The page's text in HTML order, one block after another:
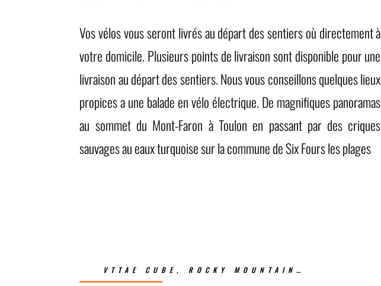
Vos vélos vous seront livrés au départ des sentiers où directement à
votre domicile. Plusieurs points de livraison sont disponible pour une
livraison au départ des sentiers. Nous vous conseillons quelques lieux
propices a une balade en vélo électrique. De magnifiques panoramas
au sommet du Mont-Faron à Toulon en passant par des criques
sauvages au eaux turquoise sur la commune de Six Fours les plages
VTTAE CUBE, ROCKY MOUNTAIN…